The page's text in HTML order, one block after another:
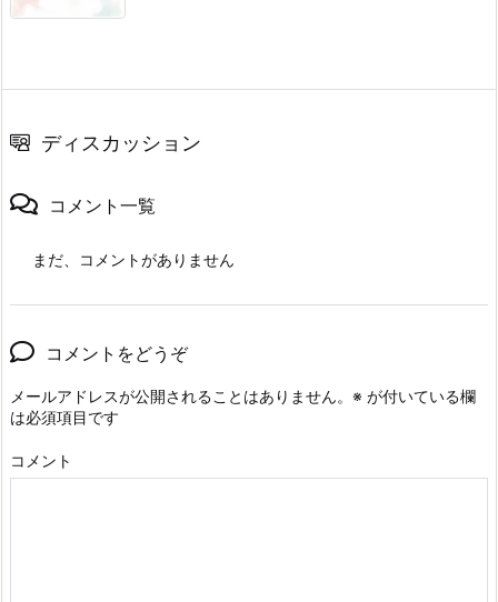
ディスカッション
コメント一覧
まだ、コメントがありません
コメントをどうぞ
メールアドレスが公開されることはありません。 ※ が付いている欄
は必須項目です
コメント